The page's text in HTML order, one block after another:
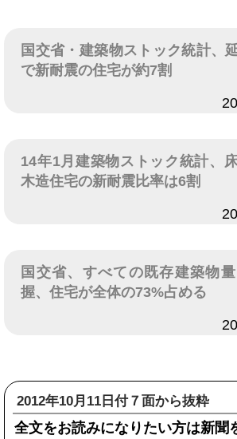
国交省・建築物ストック統計、
で新耐震の住宅が約7割
14年1月建築物ストック統計、
木造住宅の新耐震比率は6割
国交省、すべての既存建築物
握、住宅が全体の73%占める
2012年10月11日付７面から抜粋
全文をお読みになりたい方は新聞